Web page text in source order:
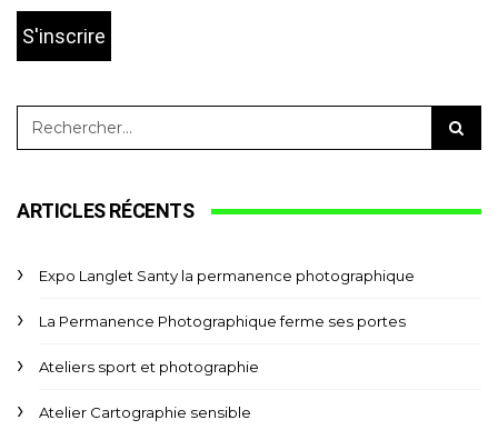
ARTICLES RÉCENTS
Expo Langlet Santy la permanence photographique
La Permanence Photographique ferme ses portes
Ateliers sport et photographie
Atelier Cartographie sensible